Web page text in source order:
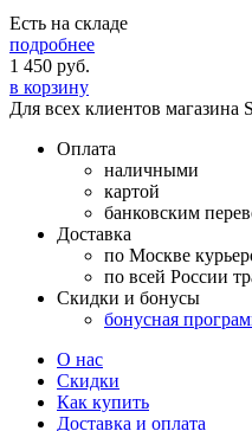
Есть на складе
подробнее
1 450 руб.
в корзину
Для всех клиентов магазина
Оплата
наличными
картой
банковским
Доставка
по Москве
по всей России
Скидки и бонусы
бонусная
О нас
Скидки
Как купить
Доставка и оплата